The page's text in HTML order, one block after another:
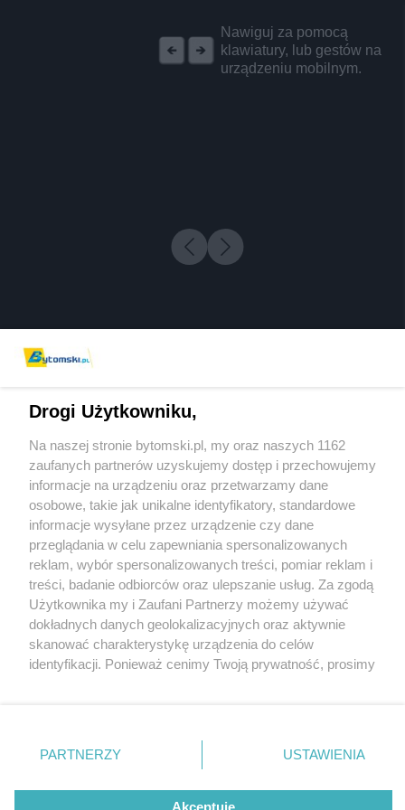
Nawiguj za pomocą
klawiatury, lub gestów na
urządzeniu mobilnym.
2 / 0
Wydawca mediów lokalnych
Nie zapomnij
zapoznać się z:
polityką prywatności regulamin korzystania z portali
Twojemiasto
Piekary Śląskie
Chorzów
Tarnowskie Góry
Gliwice
Skontakuj sięz nami
Kontakt
Wydawca
Pogoda
Drogi Użytkowniku,
Na naszej stronie bytomski.pl, my oraz naszych 1162
zaufanych partnerów uzyskujemy dostęp i przechowujemy
informacje na urządzeniu oraz przetwarzamy dane
osobowe, takie jak unikalne identyfikatory, standardowe
informacje wysyłane przez urządzenie czy dane
przeglądania w celu zapewniania spersonalizowanych
reklam, wybór spersonalizowanych treści, pomiar reklam i
treści, badanie odbiorców oraz ulepszanie usług. Za zgodą
Użytkownika my i Zaufani Partnerzy możemy używać
dokładnych danych geolokalizacyjnych oraz aktywnie
skanować charakterystykę urządzenia do celów
identyfikacji. Ponieważ cenimy Twoją prywatność, prosimy
prywatności znajdujący się w lewym dolnym rogu strony
. Niektóre rodzaje przetwarzania danych nie wymagają
zgody użytkownika, ale masz prawo sprzeciwić się
takiemu przetwarzaniu. Preferencje będą miały
PARTNERZY USTAWIENIA
Akceptuję